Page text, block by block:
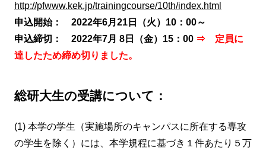
http://pfwww.kek.jp/trainingcourse/10th/index.html
申込開始： 2022年6月21日（火）10：00～
申込締切： 2022年7月 8日（金）15：00 ⇒ 定員に
達したため締め切りました。
総研大生の受講について：
(1) 本学の学生（実施場所のキャンパスに所在する専攻
の学生を除く）には、本学規程に基づき１件あたり５万